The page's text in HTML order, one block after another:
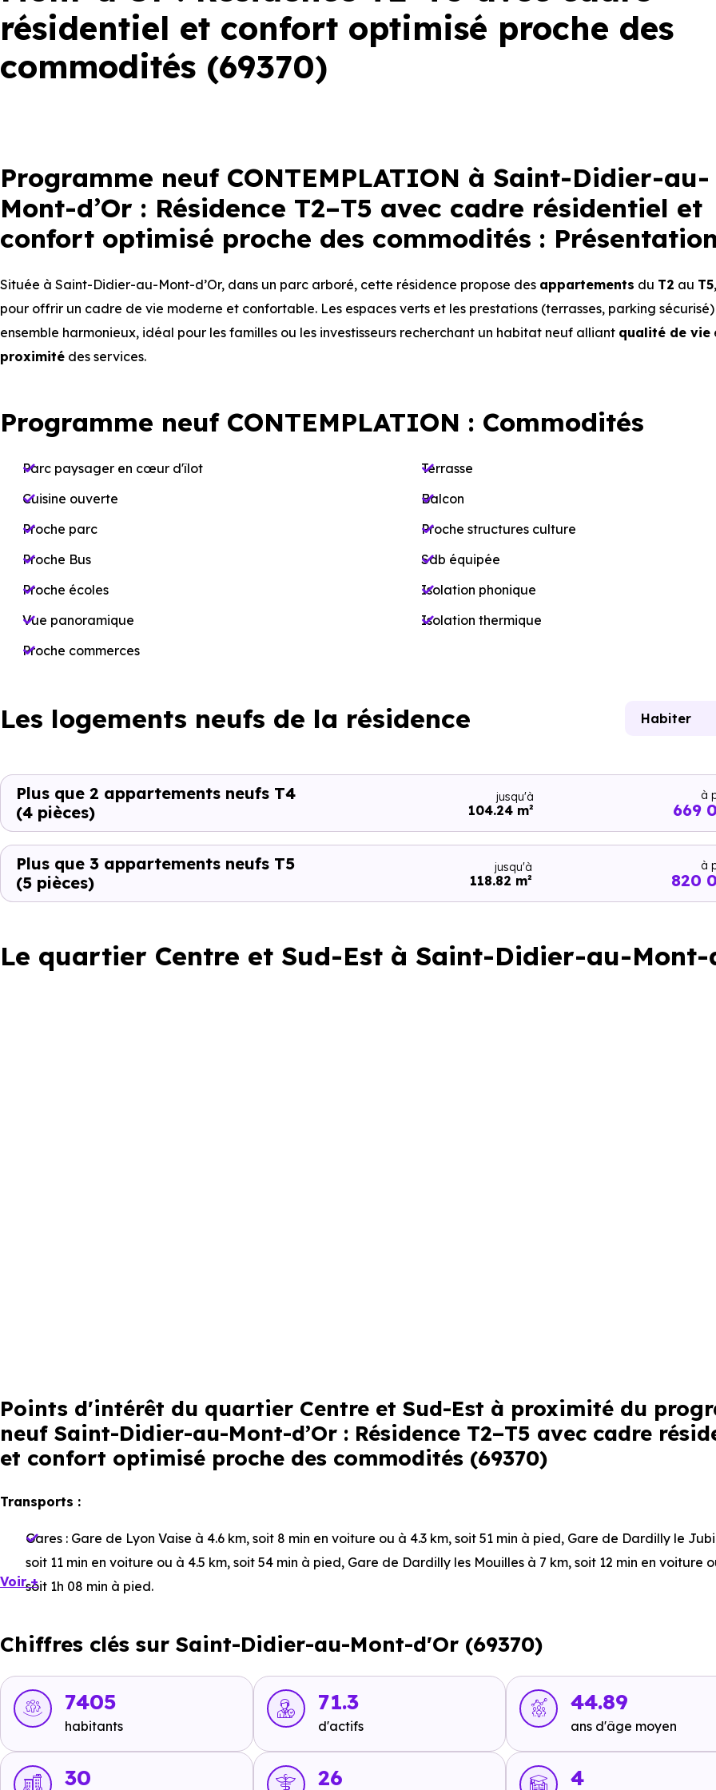
résidentiel et confort optimisé proche des
commodités (69370)
Programme neuf CONTEMPLATION à Saint-Didier-au-
Mont-d’Or : Résidence T2–T5 avec cadre résidentiel et
confort optimisé proche des commodités : Présentation
Située à Saint-Didier-au-Mont-d’Or, dans un parc arboré, cette résidence propose des appartements du T2 au T5
pour offrir un cadre de vie moderne et confortable. Les espaces verts et les prestations (terrasses, parking
ensemble harmonieux, idéal pour les familles ou les investisseurs recherchant un habitat neuf alliant qualité de vie
proximité des services.
Programme neuf CONTEMPLATION : Commodités
Parc paysager en cœur d'îlot
Cuisine ouverte
Proche parc
Proche Bus
Proche écoles
Vue panoramique
Proche commerces
Terrasse
Balcon
Proche structures culture
Sdb équipée
Isolation phonique
Isolation thermique
Les logements neufs de la résidence Habiter
Plus que 2 appartements neufs T4
(4 pièces)
jusqu'à
104.24 m²
à
669
Plus que 3 appartements neufs T5
(5 pièces)
jusqu'à
118.82 m²
à
820
Le quartier Centre et Sud-Est à Saint-Didier-au-Mont-
Points d'intérêt du quartier Centre et Sud-Est à proximité du
neuf Saint-Didier-au-Mont-d’Or : Résidence T2–T5 avec cadre
et confort optimisé proche des commodités (69370)
Transports :
Gares : Gare de Lyon Vaise à 4.6 km, soit 8 min en voiture ou à 4.3 km, soit 51 min à pied, Gare de Dardilly le
soit 11 min en voiture ou à 4.5 km, soit 54 min à pied, Gare de Dardilly les Mouilles à 7 km, soit 12 min en voiture
soit 1h 08 min à pied.
1 min à pied,Ligne 20/22 - Ligne 22 - Ligne 23 - Ligne 84 - Ligne S3 : Saint-Didier Église
Tramway :Ligne Tram-Train : Écully-la-Demi-Lune à 7.2 km, soit 11 min en voiture ou à 6.2 km, soit 1h 14 min à
Tram-Train : Lyon-Gorge-de-Loup
à 6.3 km, soit 12 min en voiture ou à 5.9 km, soit 1h 10 min à pied
à 7.8 km, soit 15 min en voiture ou à 7.1 km, soit 1h 13 min à pied
Métro :non disponible
Voir +
Chiffres clés sur Saint-Didier-au-Mont-d'Or (69370)
7405
habitants
71.3
d'actifs
44.89
ans d'âge moyen
30 26 4